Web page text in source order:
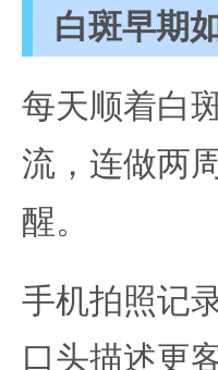
白斑早期
每天顺着白
流，连做两
醒。
手机拍照记
口头描述更